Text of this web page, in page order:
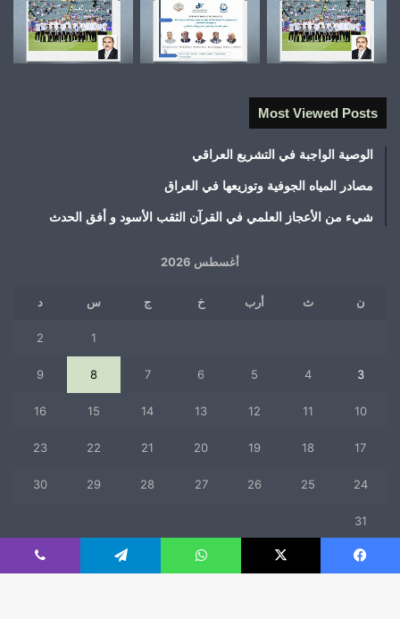
Most Viewed Posts
الوصية الواجبة في التشريع العراقي
مصادر المياه الجوفية وتوزيعها في العراق
شيء من الأعجاز العلمي في القرآن الثقب الأسود و أفق الحدث
أغسطس 2026
ن ث أرب خ ج س د
1
2
3
4
5
6
7
8
9
10
11
12
13
14
15
16
17
18
19
20
21
22
23
24
25
26
27
28
29
30
31
« يوليو
فيسبوك ‫X واتساب تيلقرام ڤايبر